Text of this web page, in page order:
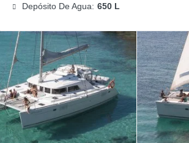
Depósito De Agua: 650 L